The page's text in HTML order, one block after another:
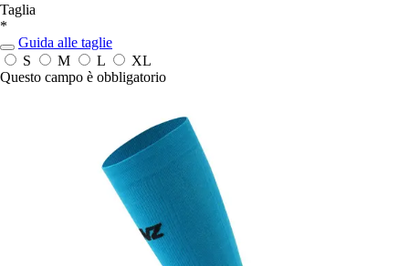
Taglia
*
Guida alle taglie
S
M L
XL
Questo campo è obbligatorio